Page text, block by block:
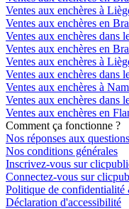
Ventes aux enchères à
Ventes aux enchères en
Ventes aux enchères dans
Ventes aux enchères en
Ventes aux enchères à
Ventes aux enchères dans
Ventes aux enchères à
Ventes aux enchères
Ventes aux enchères en
Comment ça fonctionne ?
Nos réponses aux
Nos conditions générales
Inscrivez-vous sur
Connectez-vous sur
Politique de confidentialité
Déclaration d'accessibilité